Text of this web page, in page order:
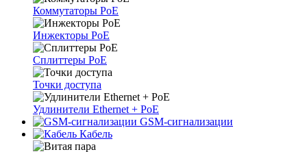
Коммутаторы PoE
Инжекторы PoE
Сплиттеры PoE
Точки доступа
Удлинители Ethernet + PoE
GSM-сигнализации
Кабель